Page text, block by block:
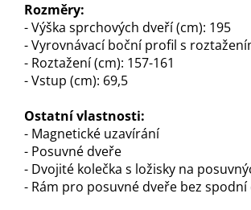
Rozměry:
- Výška sprchových dveří (cm): 195
- Vyrovnávací boční profil s
- Roztažení (cm): 157-161
- Vstup (cm): 69,5
Ostatní vlastnosti:
- Magnetické uzavírání
- Posuvné dveře
- Dvojité kolečka s ložisky na
- Rám pro posuvné dveře bez spodní